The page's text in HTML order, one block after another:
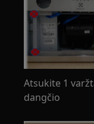
Atsukite 1
dangčio